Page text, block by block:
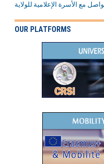
مع الأسرة الإعلامية للولاية
OUR PLATFORMS